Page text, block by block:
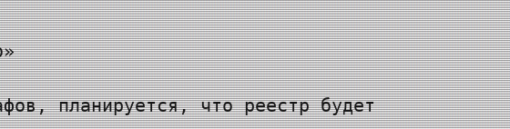
планируется, что реестр будет